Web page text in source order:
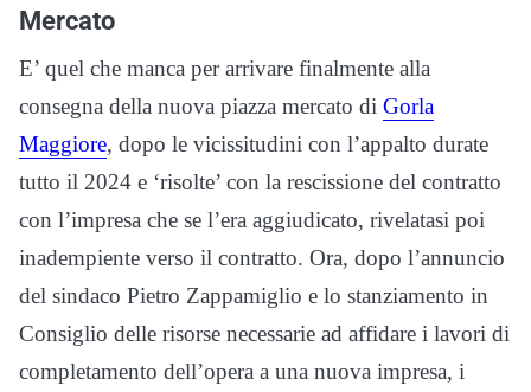
Mercato
E’ quel che manca per arrivare finalmente alla
consegna della nuova piazza mercato di Gorla
Maggiore, dopo le vicissitudini con l’appalto durate
tutto il 2024 e ‘risolte’ con la rescissione del contratto
con l’impresa che se l’era aggiudicato, rivelatasi poi
inadempiente verso il contratto. Ora, dopo l’annuncio
del sindaco Pietro Zappamiglio e lo stanziamento in
Consiglio delle risorse necessarie ad affidare i lavori di
completamento dell’opera a una nuova impresa, i